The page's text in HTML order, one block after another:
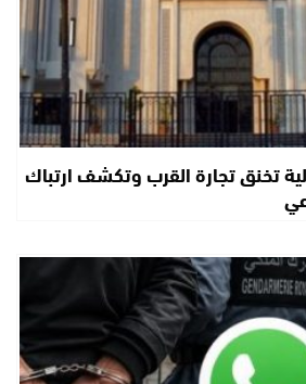
تخنق تجارة القرب وتكشف ارتباك